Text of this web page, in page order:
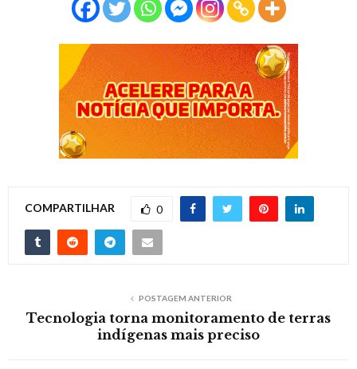
COMPARTILHAR 0
POSTAGEM ANTERIOR
Tecnologia torna monitoramento de terras
indígenas mais preciso